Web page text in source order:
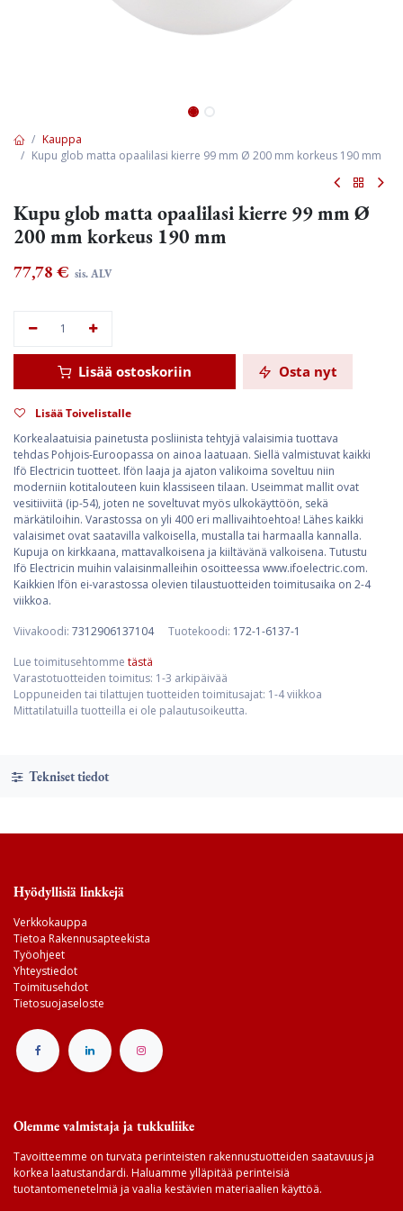
Kauppa
Kupu glob matta opaalilasi kierre 99 mm Ø 200 mm korkeus 190 mm
Kupu glob matta opaalilasi kierre 99 mm Ø
200 mm korkeus 190 mm
77,78 € sis. ALV
Lisää ostoskoriin Osta nyt
Lisää Toivelistalle
Korkealaatuisia painetusta posliinista tehtyjä valaisimia tuottava
tehdas Pohjois-Euroopassa on ainoa laatuaan. Siellä valmistuvat kaikki
Ifö Electricin tuotteet. Ifön laaja ja ajaton valikoima soveltuu niin
moderniin kotitalouteen kuin klassiseen tilaan. Useimmat mallit ovat
vesitiiviitä (ip-54), joten ne soveltuvat myös ulkokäyttöön, sekä
märkätiloihin. Varastossa on yli 400 eri mallivaihtoehtoa! Lähes kaikki
valaisimet ovat saatavilla valkoisella, mustalla tai harmaalla kannalla.
Kupuja on kirkkaana, mattavalkoisena ja kiiltävänä valkoisena. Tutustu
Ifö Electricin muihin valaisinmalleihin osoitteessa www.ifoelectric.com.
Kaikkien Ifön ei-varastossa olevien tilaustuotteiden toimitusaika on 2-4
viikkoa.
Viivakoodi: 7312906137104 Tuotekoodi: 172-1-6137-1
Lue toimitusehtomme tästä
Varastotuotteiden toimitus: 1-3 arkipäivää
Loppuneiden tai tilattujen tuotteiden toimitusajat: 1-4 viikkoa
Mittatilatuilla tuotteilla ei ole palautusoikeutta.
Tekniset tiedot
Hyödyllisiä linkkejä
Verkkokauppa
Tietoa Rakennusapteekista
Työohjeet
Yhteystiedot
Toimitusehdot
Tietosuojaseloste
Olemme valmistaja ja tukkuliike
Tavoitteemme on turvata perinteisten rakennustuotteiden saatavuus ja
korkea laatustandardi. Haluamme ylläpitää perinteisiä
tuotantomenetelmiä ja vaalia kestävien materiaalien käyttöä.